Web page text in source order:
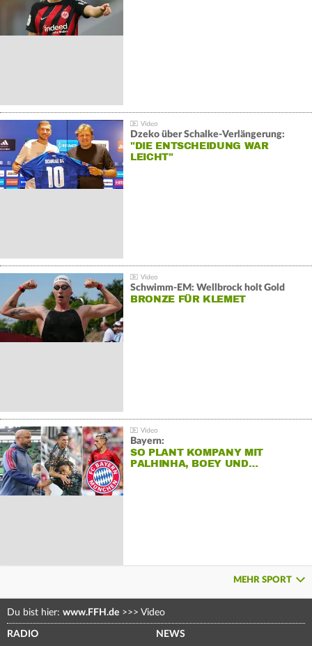
Dzeko über Schalke-Verlängerung:
"DIE ENTSCHEIDUNG WAR
LEICHT"
Schwimm-EM: Wellbrock holt Gold
BRONZE FÜR KLEMET
Bayern:
SO PLANT KOMPANY MIT
PALHINHA, BOEY UND…
MEHR SPORT
Du bist hier: www.FFH.de >>> Video
RADIO NEWS